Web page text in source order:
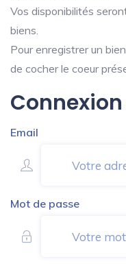
Vos disponibilités
biens.
Pour enregistrer un
de cocher le coeur
Email
Mot de passe